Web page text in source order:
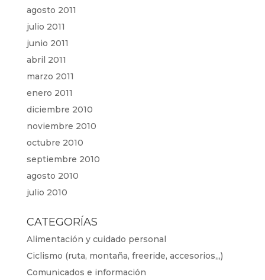
agosto 2011
julio 2011
junio 2011
abril 2011
marzo 2011
enero 2011
diciembre 2010
noviembre 2010
octubre 2010
septiembre 2010
agosto 2010
julio 2010
CATEGORÍAS
Alimentación y cuidado personal
Ciclismo (ruta, montaña, freeride, accesorios,,,)
Comunicados e información